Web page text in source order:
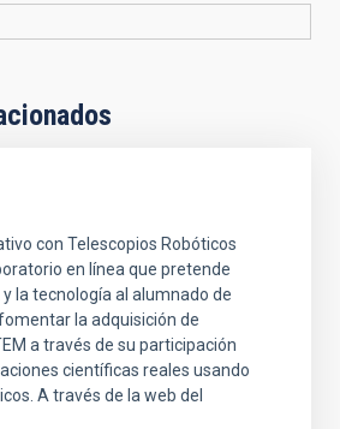
con Telescopios Robóticos
en línea que pretende
la tecnología al alumnado de
la adquisición de
a través de su participación
científicas reales usando
A través de la web del